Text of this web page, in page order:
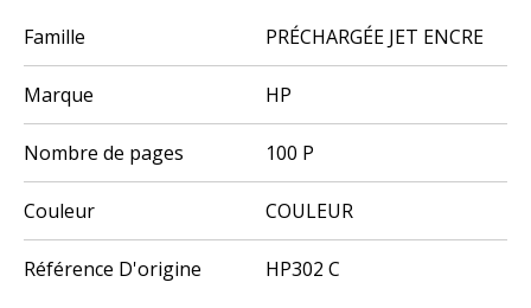
Famille PRÉCHARGÉE JET ENCRE
Marque HP
Nombre de pages 100 P
Couleur COULEUR
Référence D'origine HP302 C